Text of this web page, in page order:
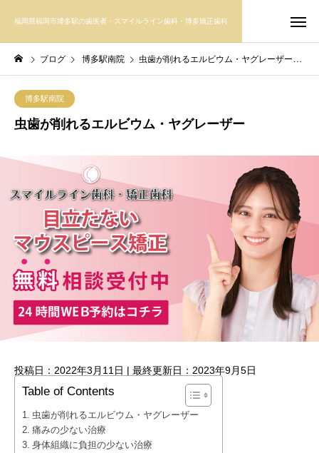
福岡県福岡市博多駅の歯医者・スマイルライン歯科・博多矯正歯科
ブログ 博多駅南院 虫歯が削れるエルビウム・ヤグレーザー
博多駅南院
虫歯が削れるエルビウム・ヤグレーザー
投稿日：2022年3月11日 | 最終更新日：2023年9月5日
Table of Contents
虫歯が削れるエルビウム・ヤグレーザー
痛みの少ない治療
身体組織に負担の少ない治療